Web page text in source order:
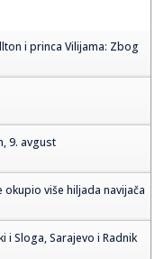
i princa Vilijama: Zbog
9. avgust
okupio više hiljada navijača
i Sloga, Sarajevo i Radnik